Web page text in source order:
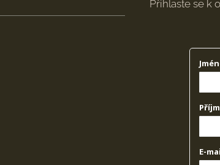
Přihlaste se k